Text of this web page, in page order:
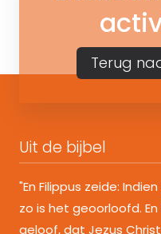
Terug
Uit de bijbel
"En Filippus zeide:
zo is het geoorloofd.
geloof, dat Jezus